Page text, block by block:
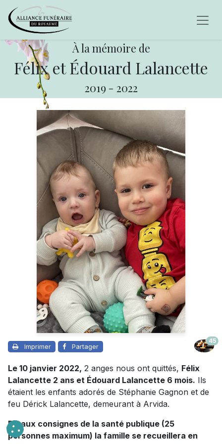
À la mémoire de
Félix et Édouard Lalancette
2019 - 2022
Imprimer Partager
45
Le 10 janvier 2022, 2 anges nous ont quittés, Félix
Lalancette 2 ans et Édouard Lalancette 6 mois. Ils
étaient les enfants adorés de Stéphanie Gagnon et de
feu Dérick Lalancette, demeurant à Arvida.
Dû aux consignes de la santé publique (25
personnes maximum) la famille se recueillera en